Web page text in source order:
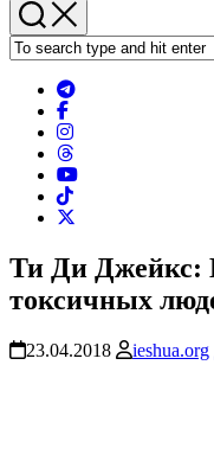
Ти Ди Джейкс:
токсичных
23.04.2018 ieshua.org